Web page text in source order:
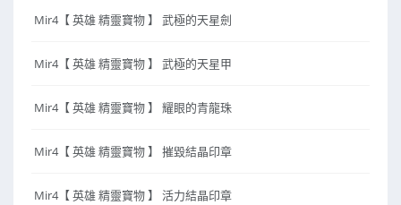
Mir4【 英雄 精靈寶物 】 武極的天星劍
Mir4【 英雄 精靈寶物 】 武極的天星甲
Mir4【 英雄 精靈寶物 】 耀眼的青龍珠
Mir4【 英雄 精靈寶物 】 摧毀結晶印章
Mir4【 英雄 精靈寶物 】 活力結晶印章